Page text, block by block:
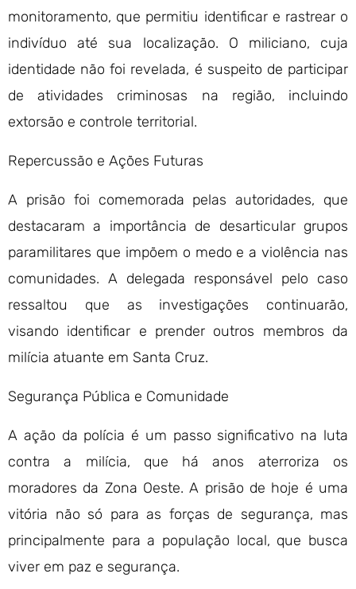
monitoramento, que permitiu identificar e rastrear o
indivíduo até sua localização. O miliciano, cuja
identidade não foi revelada, é suspeito de participar
de atividades criminosas na região, incluindo
extorsão e controle territorial.
Repercussão e Ações Futuras
A prisão foi comemorada pelas autoridades, que
destacaram a importância de desarticular grupos
paramilitares que impõem o medo e a violência nas
comunidades. A delegada responsável pelo caso
ressaltou que as investigações continuarão,
visando identificar e prender outros membros da
milícia atuante em Santa Cruz.
Segurança Pública e Comunidade
A ação da polícia é um passo significativo na luta
contra a milícia, que há anos aterroriza os
moradores da Zona Oeste. A prisão de hoje é uma
vitória não só para as forças de segurança, mas
principalmente para a população local, que busca
viver em paz e segurança.